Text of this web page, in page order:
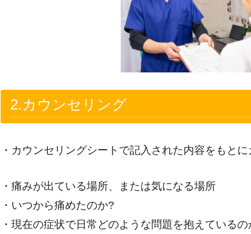
2.カウンセリング
・カウンセリングシートで記入された内容をもと
・痛みが出ている場所、または気になる場所
・いつから痛めたのか?
・現在の症状で日常どのような問題を抱えているの